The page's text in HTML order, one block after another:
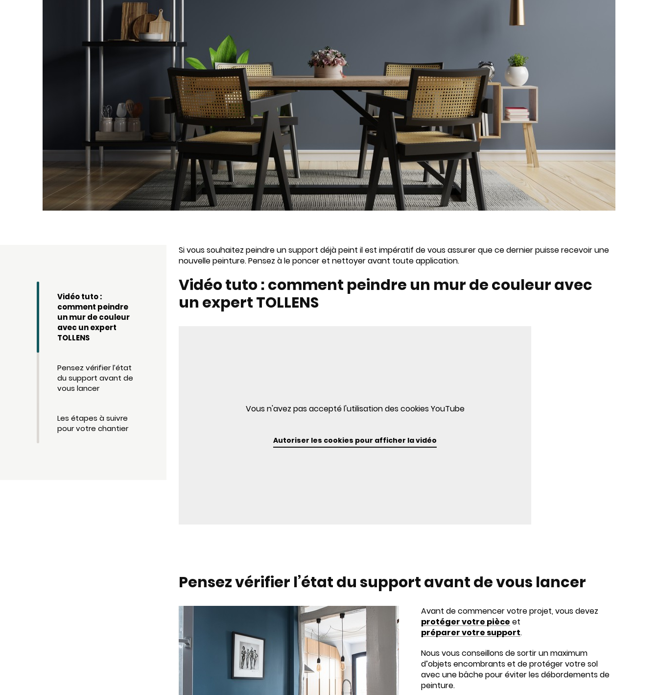
Vidéo tuto :
comment peindre
un mur de couleur
avec un expert
TOLLENS
Pensez vérifier l’état
du support avant de
vous lancer
Les étapes à suivre
pour votre chantier
Si vous souhaitez peindre un support déjà peint il est impératif de vous assurer que ce dernier puisse recevoir une
nouvelle peinture. Pensez à le poncer et nettoyer avant toute application.
Vidéo tuto : comment peindre un mur de couleur avec
un expert TOLLENS
Vous n'avez pas accepté l'utilisation des cookies YouTube
Autoriser les cookies pour afficher la vidéo
Pensez vérifier l’état du support avant de vous lancer
Avant de commencer votre projet, vous devez
protéger votre pièce et
préparer votre support.
Nous vous conseillons de sortir un maximum
d’objets encombrants et de protéger votre sol
avec une bâche pour éviter les débordements de
peinture.